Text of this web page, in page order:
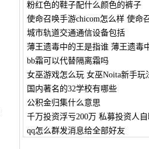
粉红色的鞋子配什么颜色的裤子
使命召唤手游chicom怎么样 使命
城市轨道交通通信设备包括
薄王遗毒中的王是指谁 薄王遗毒
bb霜可以代替隔离霜吗
女巫游戏怎么玩 女巫Noita新手玩
国内著名的32学校有哪些
公积金归集什么意思
千万投资浮亏200万 私募投资人自
qq怎么群发消息给全部好友